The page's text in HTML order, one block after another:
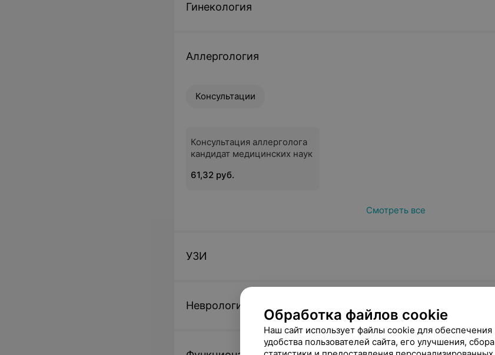
Гинекология
Аллергология
Консультации
Консультация аллерголога
кандидат медицинских наук
61,32 руб.
Смотреть все
УЗИ
Неврология
Обработка файлов cookie
Наш сайт использует файлы cookie для обеспечения
удобства пользователей сайта, его улучшения, сбора